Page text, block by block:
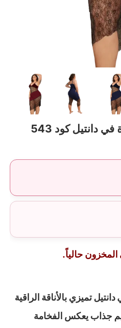
دانتيل كود 543
حالياً.
تميزي بالأناقة الراقية
جذاب يعكس الفخامة